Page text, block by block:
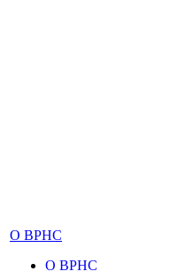
О ВРНС
О ВРНС